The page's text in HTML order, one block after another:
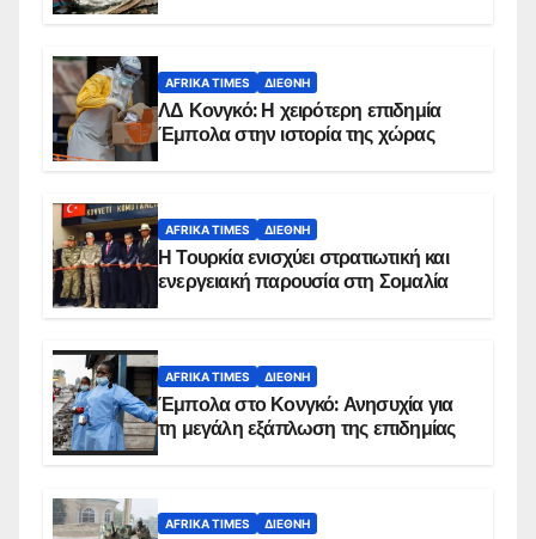
AFRIKA TIMES ΔΙΕΘΝΉ
ΛΔ Κονγκό: Η χειρότερη επιδημία
Έμπολα στην ιστορία της χώρας
AFRIKA TIMES ΔΙΕΘΝΉ
Η Τουρκία ενισχύει στρατιωτική και
ενεργειακή παρουσία στη Σομαλία
AFRIKA TIMES ΔΙΕΘΝΉ
Έμπολα στο Κονγκό: Ανησυχία για
τη μεγάλη εξάπλωση της επιδημίας
AFRIKA TIMES ΔΙΕΘΝΉ